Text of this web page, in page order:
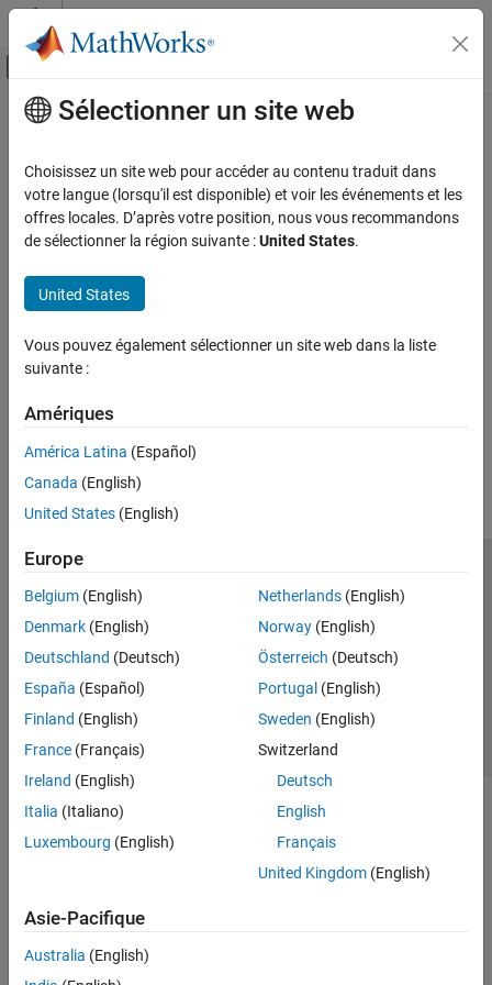
Passer au contenu
Activer/désactiver l'affichage du menu
Accueil de la documentation
Contenu principal
How useful was this information?
Sélectionner un site web
Choisissez un site web pour accéder au contenu traduit dans
votre langue (lorsqu'il est disponible) et voir les événements et les
offres locales. D’après votre position, nous vous recommandons
de sélectionner la région suivante :United States.
United States
Vous pouvez également sélectionner un site web dans la liste
suivante :
Amériques
América Latina (Español)
Canada (English)
United States (English)
Europe
Belgium (English)
Denmark (English)
Deutschland (Deutsch)
España (Español)
Finland (English)
France (Français)
Ireland (English)
Italia (Italiano)
Luxembourg (English)
Netherlands(English)
Norway(English)
Österreich (Deutsch)
Portugal (English)
Sweden (English)
Switzerland
Deutsch
English
Français
United Kingdom(English)
Asie-Pacifique
Australia (English)
Lutte anti-piratage
Contacts locaux
© 1994-2026 The MathWorks, Inc.